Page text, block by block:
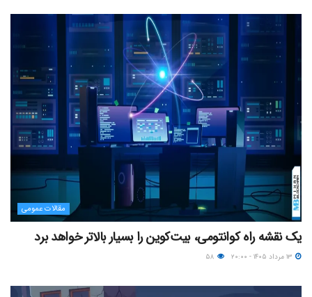
مقالات عمومی
یک نقشه راه کوانتومی، بیت‌کوین را بسیار بالاتر خواهد برد